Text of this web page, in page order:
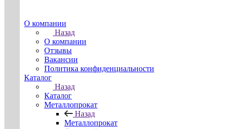
О компании
Назад
О компании
Отзывы
Вакансии
Политика конфиденциальности
Каталог
Назад
Каталог
Металлопрокат
Назад
Металлопрокат